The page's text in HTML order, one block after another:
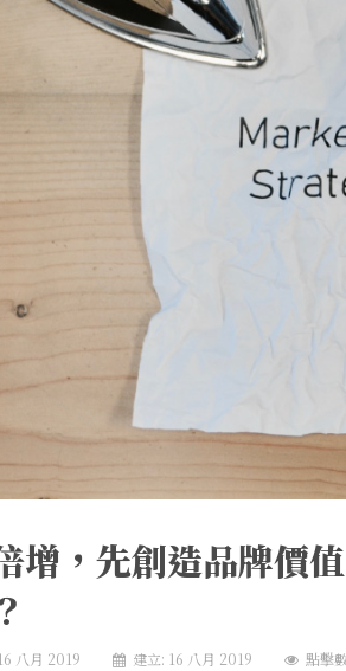
增，先創造品牌價
16 八月 2019 建立: 16 八月 2019 點擊